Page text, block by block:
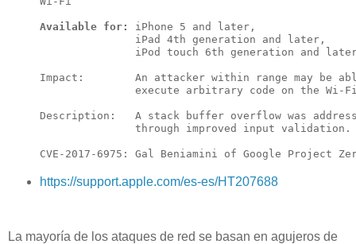
Available for:
iPhone 5 and later,
               iPad 4th generation and later,
iPod touch 6th generation and
Impact:        An attacker within range may be
execute arbitrary code on the Wi-
Description:   A stack buffer overflow was
               through improved input validation.
CVE-2017-6975: Gal Beniamini of Google Project
https://support.apple.com/es-es/HT207688
La mayoría de los ataques de red se basan en agujeros de